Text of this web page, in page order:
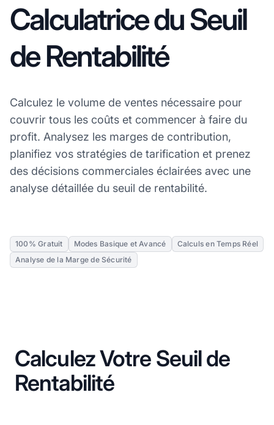
Calculatrice du Seuil
de Rentabilité
Calculez le volume de ventes nécessaire pour
couvrir tous les coûts et commencer à faire du
profit. Analysez les marges de contribution,
planifiez vos stratégies de tarification et prenez
des décisions commerciales éclairées avec une
analyse détaillée du seuil de rentabilité.
100% Gratuit Modes Basique et Avancé
Calculs en Temps Réel
Analyse de la Marge de Sécurité
Calculez Votre Seuil de
Rentabilité